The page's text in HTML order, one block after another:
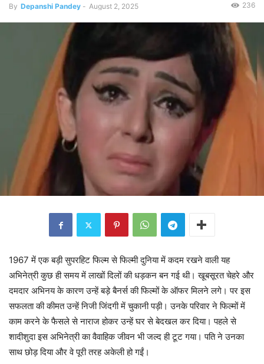
By Depanshi Pandey - August 2, 2025 236
1967 में एक बड़ी सुपरहिट फिल्म से फिल्मी दुनिया में कदम रखने वाली यह
अभिनेत्री कुछ ही समय में लाखों दिलों की धड़कन बन गई थी। खूबसूरत चेहरे और
दमदार अभिनय के कारण उन्हें बड़े बैनर्स की फिल्मों के ऑफर मिलने लगे। पर इस
सफलता की कीमत उन्हें निजी जिंदगी में चुकानी पड़ी। उनके परिवार ने फिल्मों में
काम करने के फैसले से नाराज होकर उन्हें घर से बेदखल कर दिया। पहले से
शादीशुदा इस अभिनेत्री का वैवाहिक जीवन भी जल्द ही टूट गया। पति ने उनका
साथ छोड़ दिया और वे पूरी तरह अकेली हो गईं।